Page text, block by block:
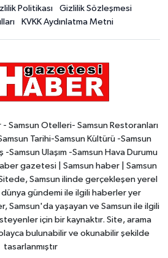
Politikası
Gizlilik Sözleşmesi
KVKK Aydınlatma Metni
Samsun Otelleri- Samsun Restoranları
Tarihi-Samsun Kültürü -Samsun
-Samsun Ulaşım -Samsun Hava Durumu
gazetesi | Samsun haber | Samsun
Samsun ilinde gerçekleşen yerel
gündemi ile ilgili haberler yer
Samsun'da yaşayan ve Samsun ile ilgili
için bir kaynaktır. Site, arama
bulunabilir ve okunabilir şekilde
tasarlanmıştır